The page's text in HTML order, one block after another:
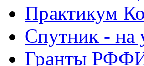
Практикум
Спутник - на
Гранты